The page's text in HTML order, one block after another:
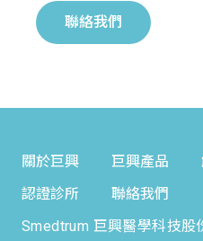
聯絡我們
關於巨興 巨興產品
認證診所
聯絡我們
Smedtrum 巨興醫學科技股